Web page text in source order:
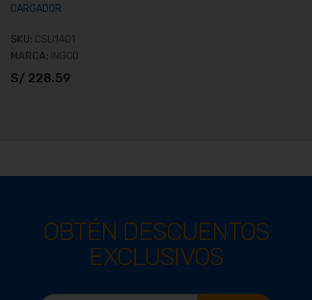
Ver producto
CARGADOR
SKU: CSLI1401
MARCA: INGCO
S/ 228.59
OBTÉN DESCUENTOS
EXCLUSIVOS